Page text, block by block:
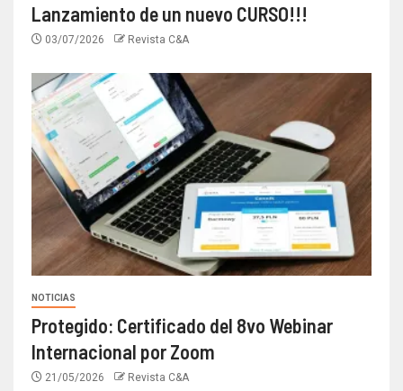
Lanzamiento de un nuevo CURSO!!!
03/07/2026 Revista C&A
NOTICIAS
Protegido: Certificado del 8vo Webinar
Internacional por Zoom
21/05/2026 Revista C&A